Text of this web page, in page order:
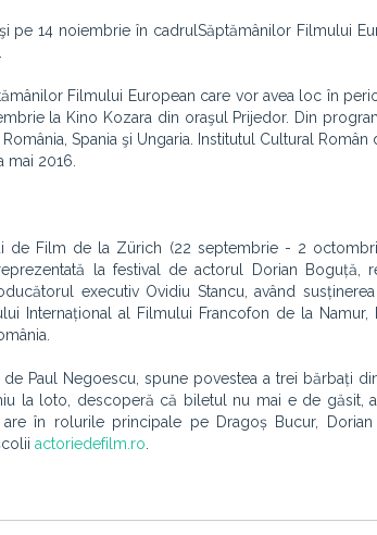
pe 14 noiembrie în cadrul Săptămânilor Filmului
Filmului European care vor avea loc în
la Kino Kozara din oraşul Prijedor. Din
Spania şi Ungaria. Institutul Cultural Român
2016.
de Film de la Zürich (22 septembrie - 2
la festival de actorul Dorian Boguță,
executiv Ovidiu Stancu, având susținerea
Internațional al Filmului Francofon de la Namur,
Paul Negoescu, spune povestea a trei bărbați
la loto, descoperă că biletul nu mai e de găsit,
în rolurile principale pe Dragoș Bucur,
actoriedefilm.ro